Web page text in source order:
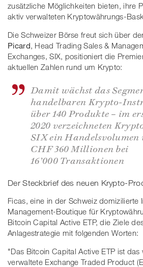
zusätzliche Möglichkeiten bieten, ihre
aktiv verwalteten Kryptowährungs-
Die Schweizer Börse freut sich über
Picard, Head Trading Sales &
Exchanges, SIX, positioniert die
aktuellen Zahlen rund um Krypto:
Damit wächst das
handelbaren Krypto-
über 140 Produkte – im
2020 verzeichneten
SIX ein Handelsvolumen
CHF 360 Millionen bei
16’000 Transaktionen
Der Steckbrief des neuen Krypto-
Ficas, eine in der Schweiz domizilierte
Management-Boutique für
Bitcoin Capital Active ETP, die Ziele
Anlagestrategie mit folgenden Worten:
"Das Bitcoin Capital Active ETP ist
verwaltete Exchange Traded Product